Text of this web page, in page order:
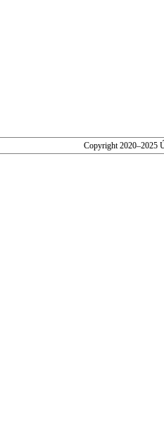
Copyright 2020–2025